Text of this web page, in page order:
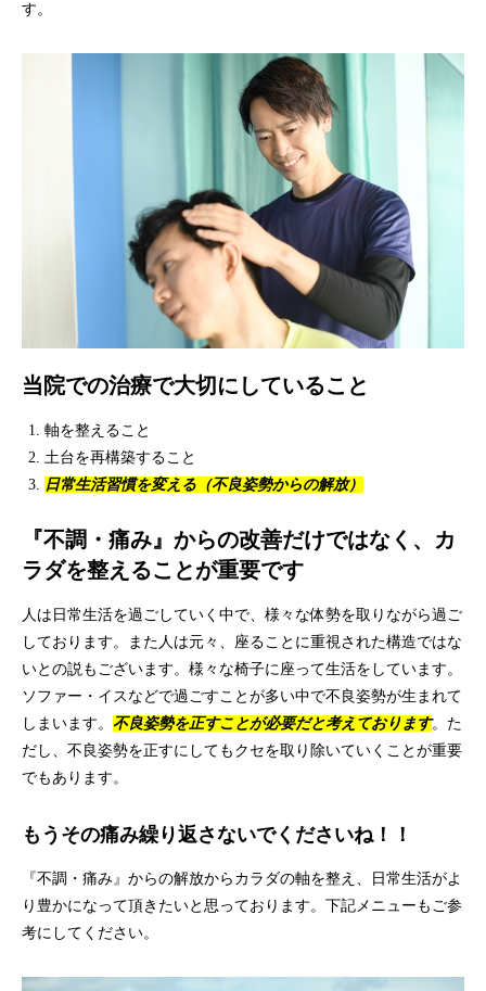
す。
当院での治療で大切にしていること
軸を整えること
土台を再構築すること
日常生活習慣を変える（不良姿勢からの解放）
『不調・痛み』からの改善だけではなく、カ
ラダを整えることが重要です
人は日常生活を過ごしていく中で、様々な体勢を取りながら過ご
しております。また人は元々、座ることに重視された構造ではな
いとの説もございます。様々な椅子に座って生活をしています。
ソファー・イスなどで過ごすことが多い中で不良姿勢が生まれて
しまいます。 不良姿勢を正すことが必要だと考えております。た
だし、不良姿勢を正すにしてもクセを取り除いていくことが重要
でもあります。
もうその痛み繰り返さないでくださいね！！
『不調・痛み』からの解放からカラダの軸を整え、日常生活がよ
り豊かになって頂きたいと思っております。下記メニューもご参
考にしてください。